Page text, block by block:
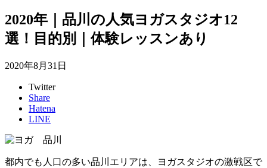
2020年｜品川の人気ヨガスタジオ12
選！目的別｜体験レッスンあり
2020年8月31日
Twitter
Share
Hatena
LINE
都内でも人口の多い品川エリアは、ヨガスタジオの激戦区で